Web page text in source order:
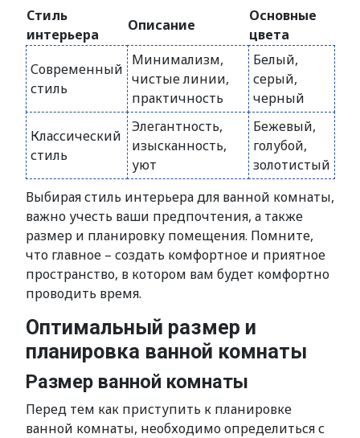
Стиль
интерьера
Описание
Основные
цвета
Современный
стиль
Минимализм,
чистые линии,
практичность
Белый,
серый,
черный
Классический
стиль
Элегантность,
изысканность,
уют
Бежевый,
голубой,
золотистый
Выбирая стиль интерьера для ванной комнаты,
важно учесть ваши предпочтения, а также
размер и планировку помещения. Помните,
что главное – создать комфортное и приятное
пространство, в котором вам будет комфортно
проводить время.
Оптимальный размер и
планировка ванной комнаты
Размер ванной комнаты
Перед тем как приступить к планировке
ванной комнаты, необходимо определиться с